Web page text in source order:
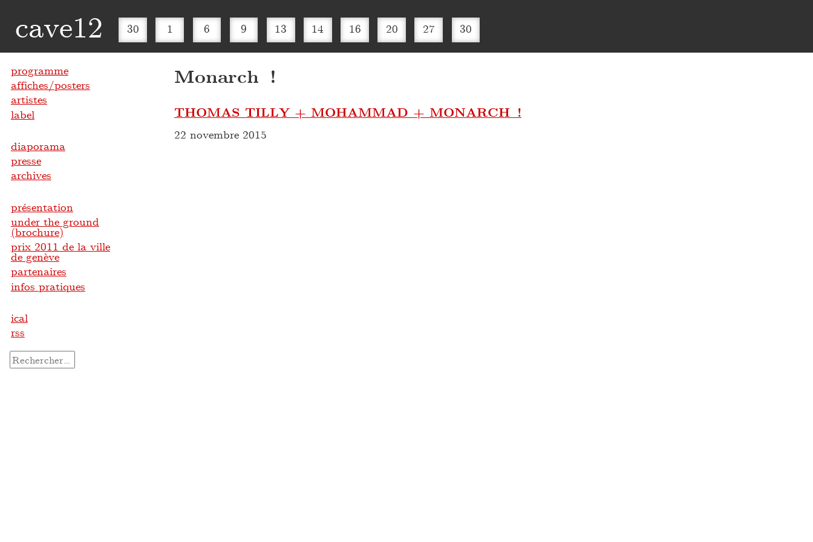
cave12 30 1 6 9 13 14 16 20 27 30
Monarch !
THOMAS TILLY + MOHAMMAD + MONARCH !
22 novembre 2015
programme
affiches/posters
artistes
label
diaporama
presse
archives
présentation
under the ground
(brochure)
prix 2011 de la ville
de genève
partenaires
infos pratiques
ical
rss
Rechercher :